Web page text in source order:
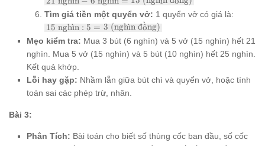
\text{
(nghìn
đồng)}
\text{
nghìn}
- 6
\text{
nghìn}
= 15
\text{
(nghìn
đồng)}
Tìm giá tiền một quyển vở: 1 quyển vở có giá là:
15
\text{
nghìn}
: 5 = 3
\text{
(nghìn
đồng)}
15 nghı
ˋn : 5 = 3 (nghı
ˋn đo
ˆ
ˋng)
Mẹo kiểm tra: Mua 3 bút (6 nghìn) và 5 vở (15 nghìn) hết 21
nghìn. Mua 5 vở (15 nghìn) và 5 bút (10 nghìn) hết 25 nghìn.
Kết quả khớp.
Lỗi hay gặp: Nhầm lẫn giữa bút chì và quyển vở, hoặc tính
toán sai các phép trừ, nhân.
Bài 3:
Phân Tích: Bài toán cho biết số thùng cốc ban đầu, số cốc